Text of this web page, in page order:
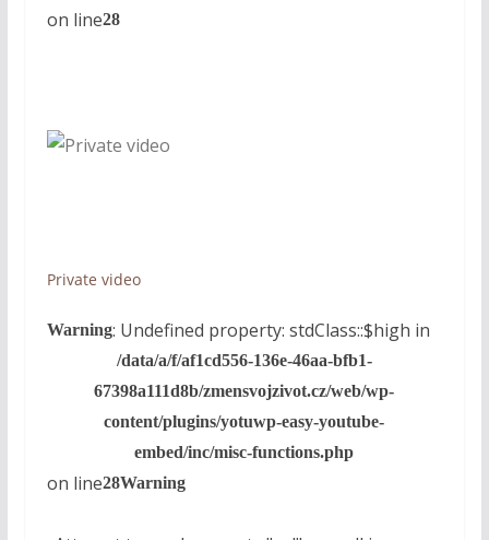
on line28
Private video
Warning: Undefined property: stdClass::$high in
/data/a/f/af1cd556-136e-46aa-bfb1-
67398a111d8b/zmensvojzivot.cz/web/wp-
content/plugins/yotuwp-easy-youtube-
embed/inc/misc-functions.php
on line28Warning